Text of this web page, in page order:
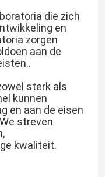
die zich
en
zorgen
aan de
sterk als
kunnen
en aan de eisen
streven
kwaliteit.